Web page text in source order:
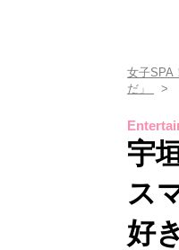
女子SPA
だ」
宇
ス
好